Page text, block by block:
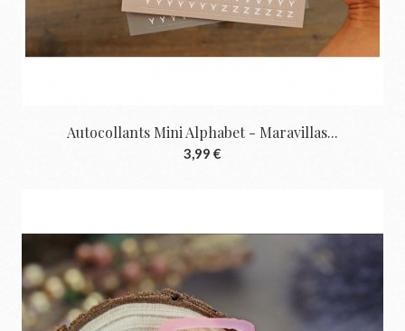
Autocollants Mini Alphabet - Maravillas...
3,99 €